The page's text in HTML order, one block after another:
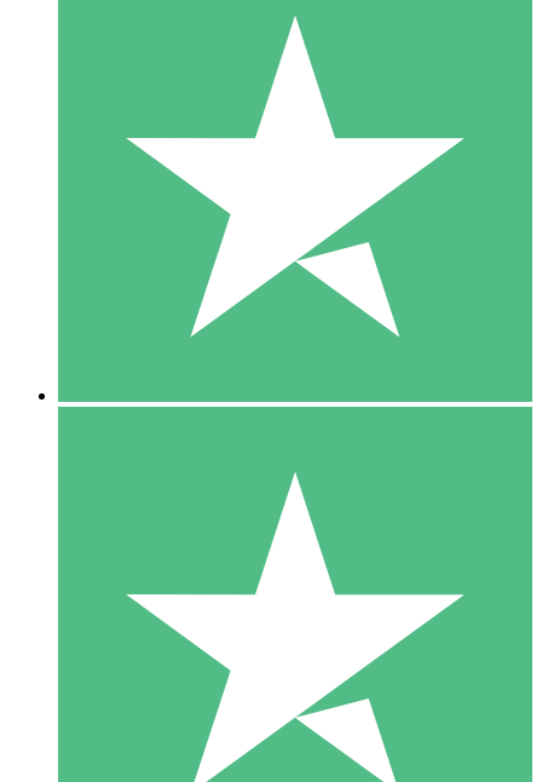
Packs de Crédits Individuels
Payez à l'utilisation avec des crédits de téléchargement. Sans
1 Téléchargement
10 00
10 Téléchargements
20 00